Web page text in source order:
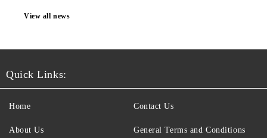
View all news
Quick Links:
Home
About Us
Contact Us
General Terms and Conditions